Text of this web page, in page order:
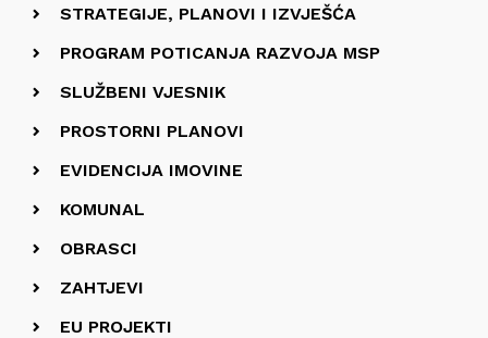
STRATEGIJE, PLANOVI I IZVJEŠĆA
PROGRAM POTICANJA RAZVOJA MSP
SLUŽBENI VJESNIK
PROSTORNI PLANOVI
EVIDENCIJA IMOVINE
KOMUNAL
OBRASCI
ZAHTJEVI
EU PROJEKTI